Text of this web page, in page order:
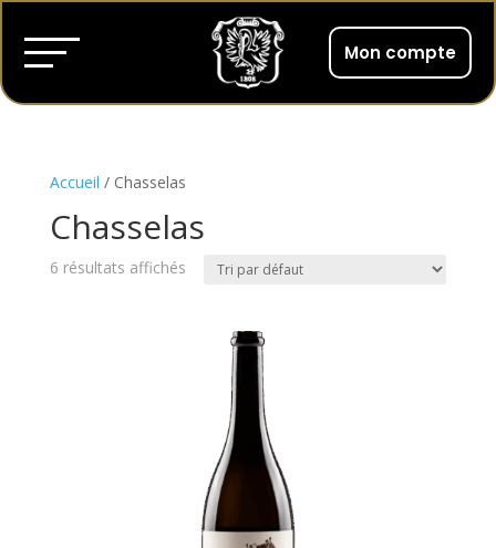
Mon compte
Accueil / Chasselas
Chasselas
6 résultats affichés